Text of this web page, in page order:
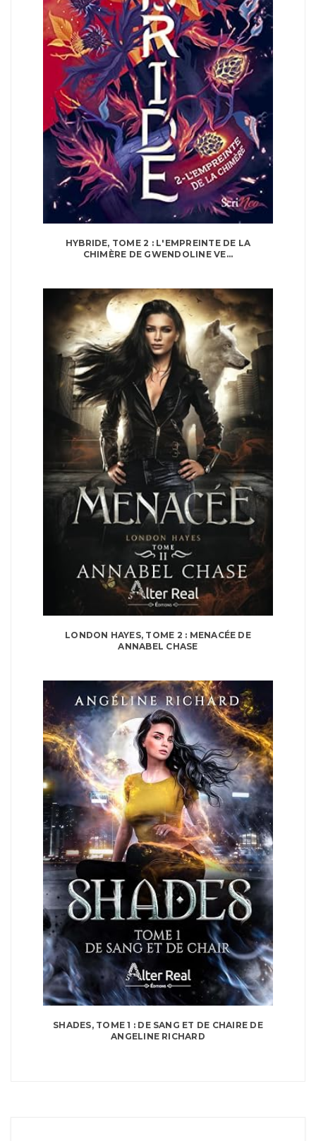
HYBRIDE, TOME 2 : L'EMPREINTE DE LA
CHIMÈRE DE GWENDOLINE VE...
LONDON HAYES, TOME 2 : MENACÉE DE
ANNABEL CHASE
SHADES, TOME 1 : DE SANG ET DE CHAIRE DE
ANGELINE RICHARD